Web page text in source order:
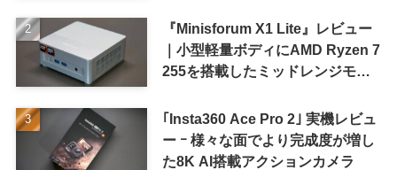
『Minisforum X1 Lite』レビュー
｜小型軽量ボディにAMD Ryzen 7
255を搭載したミッドレンジモデ
｢Insta360 Ace Pro 2｣ 実機レビュ
ー ｰ 様々な面でより完成度が増し
た8K AI搭載アクションカメラ